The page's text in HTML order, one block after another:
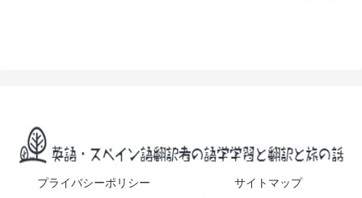
プライバシーポリシー
サイトマップ